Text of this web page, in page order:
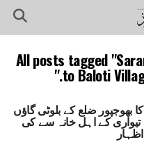
All posts tagged
to Baloti
بھوجپور ضلع کے بلوٹی گاؤں
کے اہل خانہ سے کی